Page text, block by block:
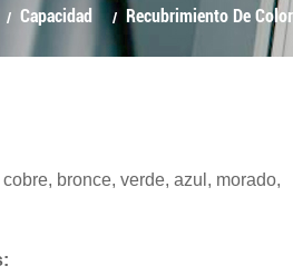
Capacidad Recubrimiento De Color
bronce, verde, azul, morado,
: